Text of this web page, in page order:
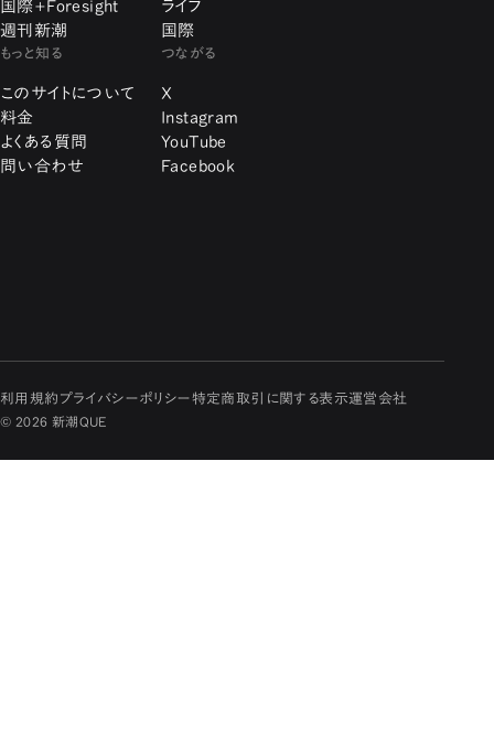
国際+Foresight
週刊新潮
ライフ
国際
もっと知る
このサイトについて
料金
よくある質問
問い合わせ
つながる
X
Instagram
YouTube
Facebook
利用規約 プライバシーポリシー特定商取引に関する表示運営会社
© 2026 新潮QUE